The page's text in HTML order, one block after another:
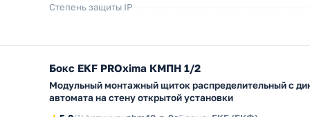
Степень защиты IP
Бокс EKF PROxima КМПН 1/2
Модульный монтажный щиток распределительный с
автомата на стену открытой установки